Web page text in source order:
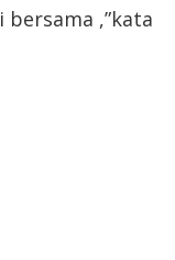
,”kata